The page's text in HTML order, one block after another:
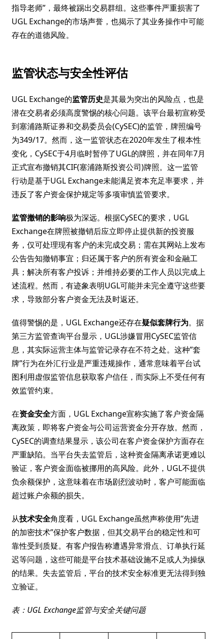
指导老师”，最终被踢出交易群组。这些事件严重损害了
UGL Exchange的市场声誉，也揭示了其业务操作中可能
存在的道德风险。
监管状态与安全性评估
UGL Exchange的监管历史是其最为突出的风险点，也是
潜在交易者必须高度警惕的核心问题。该平台最初宣称受
到塞浦路斯证券和交易委员会(CySEC)的监管，牌照编号
为349/17。然而，这一监管状态在2020年发生了根本性
变化，CySEC于4月临时暂停了UGL的牌照，并在同年7月
正式宣布撤销其CIF(塞浦路斯投资公司)牌照。这一监管
行动是基于UGL Exchange未能满足资本充足率要求，并
违反了客户资金保护规定等多项审慎监管要求。
监管撤销的影响极为深远。根据CySEC的要求，UGL
Exchange在牌照被撤销后应立即停止提供新的投资服
务，仅可处理现有客户的未完成交易；需在其网站上发布
公告告知撤销事宜；归还属于客户的所有资金和金融工
具；解决所有客户投诉；并维持必要的工作人员以完成上
述流程。然而，有迹象表明UGL可能并未完全遵守这些要
求，导致部分客户资金无法及时返还。
值得警惕的是，UGL Exchange还存在疑似套牌行为。据
第三方监管查询平台显示，UGL涉嫌冒用CySEC监管信
息，其实际运营主体与监管记录存在不符之处。这种”套
牌”行为在外汇行业是严重违规操作，通常意味着平台试
图利用虚假监管信息获取客户信任，而实际上不受任何有
效监管约束。
在资金安全方面，UGL Exchange宣称实施了客户资金隔
离政策，即将客户资金与公司运营资金分开存放。然而，
CySEC的调查结果显示，该公司在客户资金保护方面存在
严重缺陷。当平台失去监管后，这种资金隔离承诺更难以
验证，客户资金面临被挪用的高风险。此外，UGL不提供
负余额保护，这意味着在市场剧烈波动时，客户可能面临
超过账户余额的损失。
从技术安全角度看，UGL Exchange虽然声称使用”先进
的加密技术”保护客户数据，但其交易平台的稳定性和可
靠性受到质疑。有客户报告称遭遇异常滑点、订单执行延
迟等问题，这些可能是平台技术基础设施不足或人为操纵
的结果。失去监管后，平台的技术安全标准更无法得到独
立验证。
表：UGL Exchange监管与安全关键问题